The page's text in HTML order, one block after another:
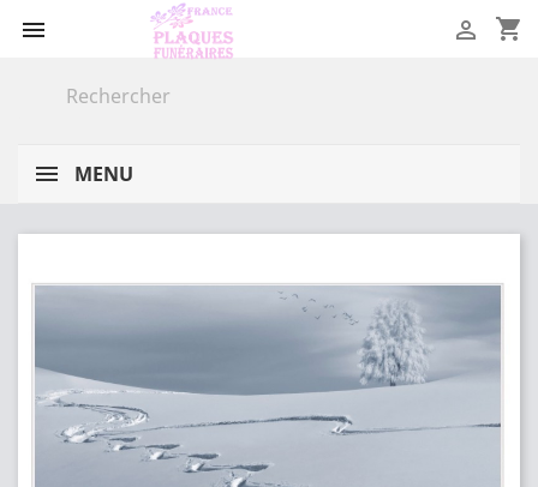
 shopping_cart

MENU